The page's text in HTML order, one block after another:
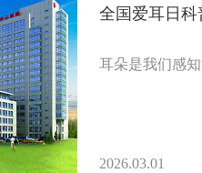
全国爱耳日
耳朵是我们感
2026.03.01